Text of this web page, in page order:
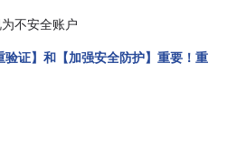
不安全账户
验证】和【加强安全防护】重要！重